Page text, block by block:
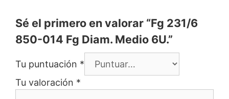
Sé el primero en valorar “Fg 231/6
850-014 Fg Diam. Medio 6U.”
Tu puntuación *
Tu valoración *